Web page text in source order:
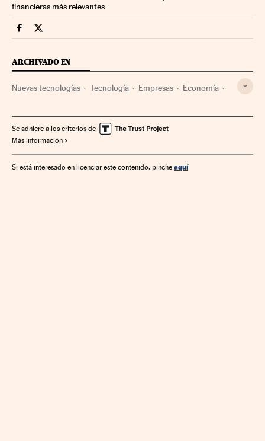
financieras más relevantes
Companias Cinco Días en Facebook
Companias Cinco Días en Twitter
ARCHIVADO EN
Nuevas tecnologías Tecnología Empresas Economía
Se adhiere a los criterios de
Más información
Si está interesado en licenciar este contenido, pinche aquí